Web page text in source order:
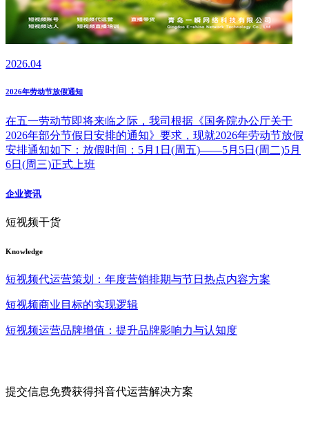
2026.04
2026年劳动节放假通知
在五一劳动节即将来临之际，我司根据《国务院办公厅关于
2026年部分节假日安排的通知》要求，现就2026年劳动节放假
安排通知如下：放假时间：5月1日(周五)——5月5日(周二)5月
6日(周三)正式上班
企业资讯
短视频干货
Knowledge
短视频代运营策划：年度营销排期与节日热点内容方案
短视频商业目标的实现逻辑
短视频运营品牌增值：提升品牌影响力与认知度
提交信息免费获得抖音代运营解决方案